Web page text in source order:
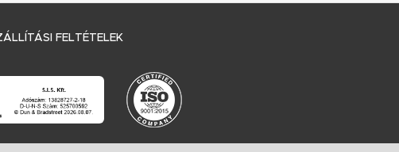
FELTÉTELEK